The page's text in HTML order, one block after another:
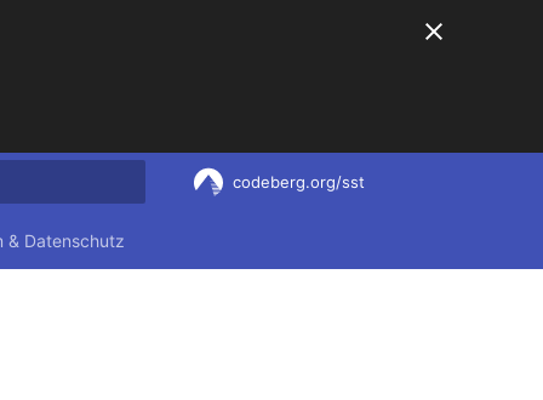
codeberg.org/sst
& Datenschutz